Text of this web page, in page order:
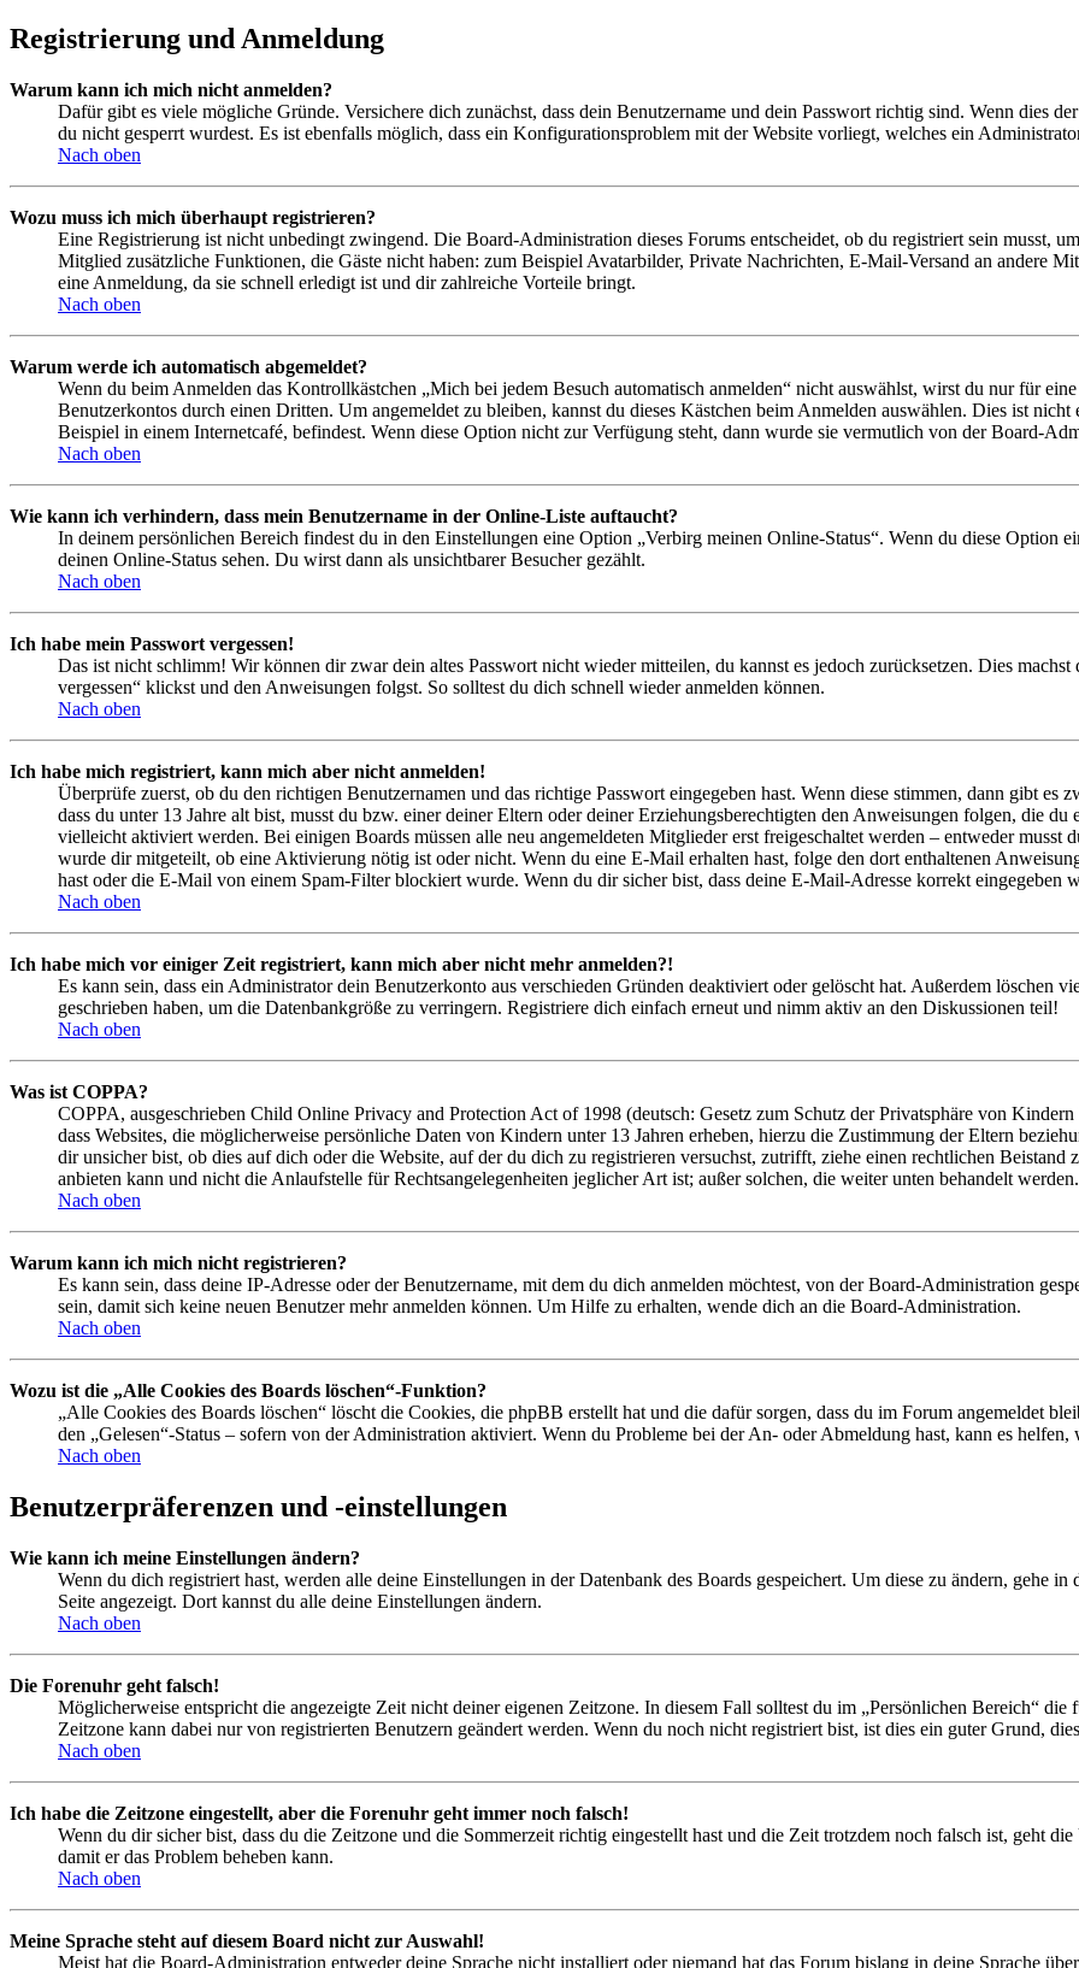
Registrierung und Anmeldung
Warum kann ich mich nicht anmelden?
Dafür gibt es viele mögliche Gründe. Versichere dich zunächst, dass dein Benutzername und dein Passwort richtig sind. Wenn dies
du nicht gesperrt wurdest. Es ist ebenfalls möglich, dass ein Konfigurationsproblem mit der Website vorliegt, welches ein
Nach oben
Wozu muss ich mich überhaupt registrieren?
Eine Registrierung ist nicht unbedingt zwingend. Die Board-Administration dieses Forums entscheidet, ob du registriert sein musst,
Mitglied zusätzliche Funktionen, die Gäste nicht haben: zum Beispiel Avatarbilder, Private Nachrichten, E-Mail-Versand an andere
eine Anmeldung, da sie schnell erledigt ist und dir zahlreiche Vorteile bringt.
Nach oben
Warum werde ich automatisch abgemeldet?
Wenn du beim Anmelden das Kontrollkästchen „Mich bei jedem Besuch automatisch anmelden“ nicht auswählst, wirst du nur für
Benutzerkontos durch einen Dritten. Um angemeldet zu bleiben, kannst du dieses Kästchen beim Anmelden auswählen. Dies ist
Beispiel in einem Internetcafé, befindest. Wenn diese Option nicht zur Verfügung steht, dann wurde sie vermutlich von der Board-
Nach oben
Wie kann ich verhindern, dass mein Benutzername in der Online-Liste auftaucht?
In deinem persönlichen Bereich findest du in den Einstellungen eine Option „Verbirg meinen Online-Status“. Wenn du diese Option
deinen Online-Status sehen. Du wirst dann als unsichtbarer Besucher gezählt.
Nach oben
Ich habe mein Passwort vergessen!
Das ist nicht schlimm! Wir können dir zwar dein altes Passwort nicht wieder mitteilen, du kannst es jedoch zurücksetzen. Dies
vergessen“ klickst und den Anweisungen folgst. So solltest du dich schnell wieder anmelden können.
Nach oben
Ich habe mich registriert, kann mich aber nicht anmelden!
Überprüfe zuerst, ob du den richtigen Benutzernamen und das richtige Passwort eingegeben hast. Wenn diese stimmen, dann gibt es
dass du unter 13 Jahre alt bist, musst du bzw. einer deiner Eltern oder deiner Erziehungsberechtigten den Anweisungen folgen, die
vielleicht aktiviert werden. Bei einigen Boards müssen alle neu angemeldeten Mitglieder erst freigeschaltet werden – entweder musst
wurde dir mitgeteilt, ob eine Aktivierung nötig ist oder nicht. Wenn du eine E-Mail erhalten hast, folge den dort enthaltenen
hast oder die E-Mail von einem Spam-Filter blockiert wurde. Wenn du dir sicher bist, dass deine E-Mail-Adresse korrekt eingegeben
Nach oben
Ich habe mich vor einiger Zeit registriert, kann mich aber nicht mehr anmelden?!
Es kann sein, dass ein Administrator dein Benutzerkonto aus verschieden Gründen deaktiviert oder gelöscht hat. Außerdem löschen
geschrieben haben, um die Datenbankgröße zu verringern. Registriere dich einfach erneut und nimm aktiv an den Diskussionen teil!
Nach oben
Was ist COPPA?
COPPA, ausgeschrieben Child Online Privacy and Protection Act of 1998 (deutsch: Gesetz zum Schutz der Privatsphäre von
dass Websites, die möglicherweise persönliche Daten von Kindern unter 13 Jahren erheben, hierzu die Zustimmung der Eltern
dir unsicher bist, ob dies auf dich oder die Website, auf der du dich zu registrieren versuchst, zutrifft, ziehe einen rechtlichen Beistand
anbieten kann und nicht die Anlaufstelle für Rechtsangelegenheiten jeglicher Art ist; außer solchen, die weiter unten behandelt werden.
Nach oben
Warum kann ich mich nicht registrieren?
Es kann sein, dass deine IP-Adresse oder der Benutzername, mit dem du dich anmelden möchtest, von der Board-Administration
sein, damit sich keine neuen Benutzer mehr anmelden können. Um Hilfe zu erhalten, wende dich an die Board-Administration.
Nach oben
Wozu ist die „Alle Cookies des Boards löschen“-Funktion?
„Alle Cookies des Boards löschen“ löscht die Cookies, die phpBB erstellt hat und die dafür sorgen, dass du im Forum angemeldet
den „Gelesen“-Status – sofern von der Administration aktiviert. Wenn du Probleme bei der An- oder Abmeldung hast, kann es
Nach oben
Benutzerpräferenzen und -einstellungen
Wie kann ich meine Einstellungen ändern?
Wenn du dich registriert hast, werden alle deine Einstellungen in der Datenbank des Boards gespeichert. Um diese zu ändern, gehe
Seite angezeigt. Dort kannst du alle deine Einstellungen ändern.
Nach oben
Die Forenuhr geht falsch!
Möglicherweise entspricht die angezeigte Zeit nicht deiner eigenen Zeitzone. In diesem Fall solltest du im „Persönlichen Bereich“
Zeitzone kann dabei nur von registrierten Benutzern geändert werden. Wenn du noch nicht registriert bist, ist dies ein guter Grund,
Nach oben
Ich habe die Zeitzone eingestellt, aber die Forenuhr geht immer noch falsch!
Wenn du dir sicher bist, dass du die Zeitzone und die Sommerzeit richtig eingestellt hast und die Zeit trotzdem noch falsch ist, geht
damit er das Problem beheben kann.
Nach oben
Meine Sprache steht auf diesem Board nicht zur Auswahl!
Meist hat die Board-Administration entweder deine Sprache nicht installiert oder niemand hat das Forum bislang in deine Sprache